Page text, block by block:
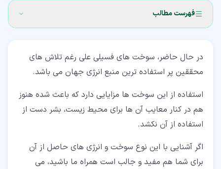
فهرست مطالب
۲‏- سوخت های فسیلی چطور ایجاد می شوند؟
۴‏-‏۱‏- ذغال سنگ
۴‏-‏۲‏- نفت
۴‏-‏۳‏- گاز طبیعی
در حال حاضر، سوخت های فسیلی علی رغم تلاش های
محققین پر استفاده ترین منبع انرژی جهان می باشد.
استفاده از این سوخت ها مزایایی دارد که باعث شده هنوز
هم در کنار معایب آن ها برای محیط زیست، بشر دست از
استفاده از آن نکشد.
اگر آشنایی با این نوع سوخت و انرژی های حاصل از آن
برای شما هم مفید و جالب است همراه ما باشید، می